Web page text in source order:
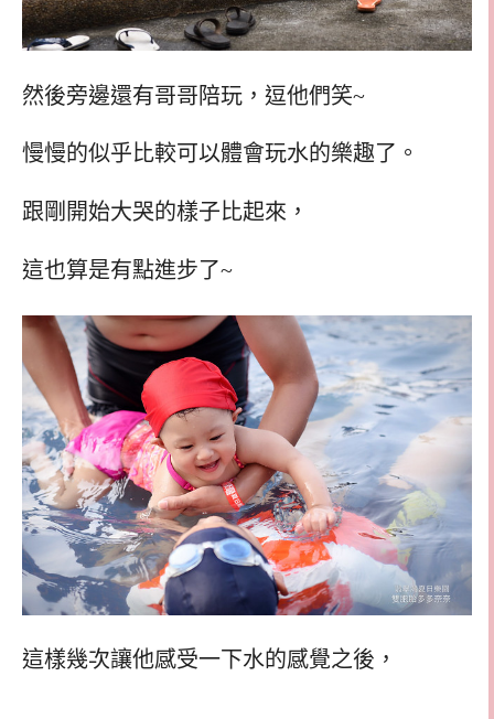
然後旁邊還有哥哥陪玩，逗他們笑~
慢慢的似乎比較可以體會玩水的樂趣了。
跟剛開始大哭的樣子比起來，
這也算是有點進步了~
這樣幾次讓他感受一下水的感覺之後，